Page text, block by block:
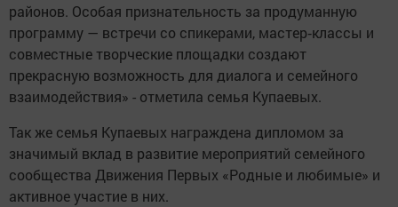
районов. Особая признательность за продуманную
программу — встречи со спикерами, мастер‑классы и
совместные творческие площадки создают
прекрасную возможность для диалога и семейного
взаимодействия» - отметила семья Купаевых.
Так же семья Купаевых награждена дипломом за
значимый вклад в развитие мероприятий семейного
сообщества Движения Первых «Родные и любимые» и
активное участие в них.